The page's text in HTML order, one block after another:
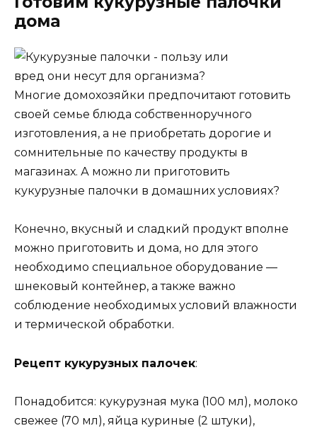
дома
Многие домохозяйки предпочитают готовить
своей семье блюда собственноручного
изготовления, а не приобретать дорогие и
сомнительные по качеству продукты в
магазинах. А можно ли приготовить
кукурузные палочки в домашних условиях?
Конечно, вкусный и сладкий продукт вполне
можно приготовить и дома, но для этого
необходимо специальное оборудование —
шнековый контейнер, а также важно
соблюдение необходимых условий влажности
и термической обработки.
Рецепт кукурузных палочек:
Понадобится: кукурузная мука (100 мл), молоко
свежее (70 мл), яйца куриные (2 штуки),